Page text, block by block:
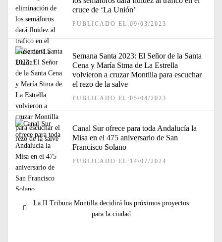
cruce de ‘La Unión’
PUBLICADO EL:09/03/2023
Semana Santa 2023: El Señor de la Santa
Cena y María Stma de La Estrella
volvieron a cruzar Montilla para escuchar
el rezo de la salve
PUBLICADO EL:05/04/2023
Canal Sur ofrece para toda Andalucía la
Misa en el 475 aniversario de San
Francisco Solano
PUBLICADO EL:14/07/2024
de
Entrada
La II Tribuna Montilla decidirá los próximos proyectos
para la ciudad